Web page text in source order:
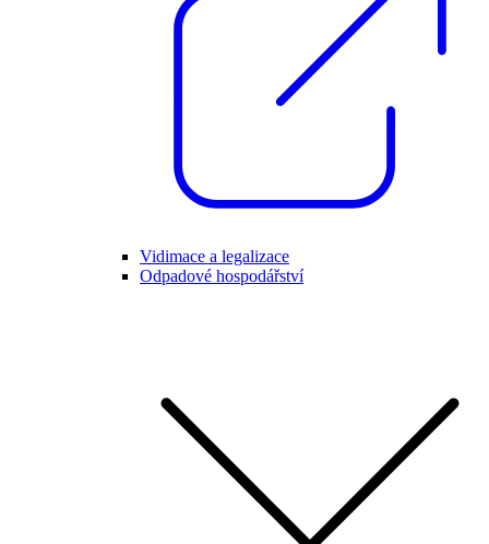
Vidimace a legalizace
Odpadové hospodářství